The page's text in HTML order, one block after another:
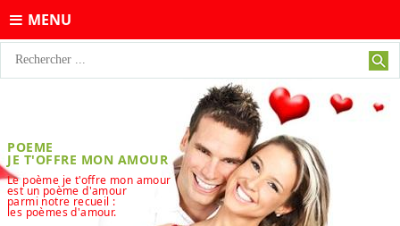
MENU
POEME
JE T'OFFRE MON AMOUR
Le poème je t'offre mon amour
est un poème d'amour
parmi notre recueil :
les poèmes d'amour.